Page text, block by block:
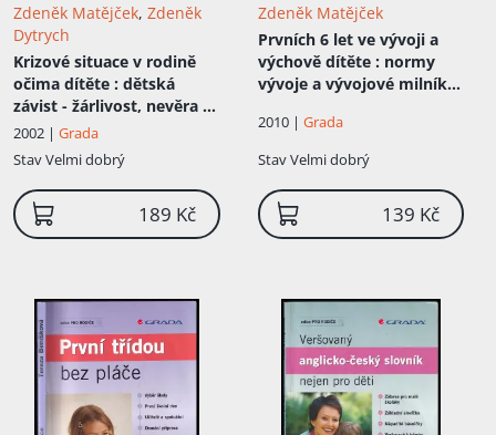
Zdeněk Matějček, Zdeněk
Dytrych
Krizové situace v rodině
očima dítěte : dětská
závist - žárlivost, nevěra a
rozvod - nový partner v
rodině, nevlastní
sourozenci - vzpomínky z
dětství
2002 | Grada
StavVelmi dobrý
189 Kč
Zdeněk Matějček
Prvních 6 let ve vývoji a
výchově dítěte : normy
vývoje a vývojové milníky
základní duševní potřeby
dítěte : dítě a lidský svět
2010 | Grada
StavVelmi dobrý
139 Kč